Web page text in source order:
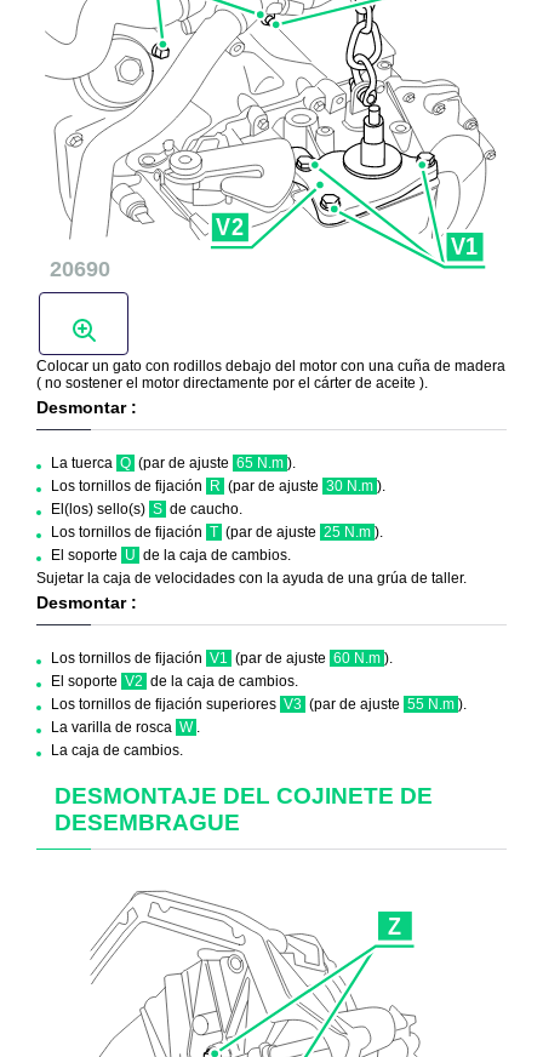
Colocar un gato con rodillos debajo del motor con una cuña de madera
( no sostener el motor directamente por el cárter de aceite ).
Desmontar :
La tuerca Q (par de ajuste 65 N.m ).
Los tornillos de fijación
R (par de ajuste 30 N.m ).
El(los) sello(s) S de caucho.
Los tornillos de fijación T (par de ajuste 25 N.m ).
El soporte U de la caja de cambios.
Sujetar la caja de velocidades con la ayuda de una grúa de taller.
Desmontar :
Los tornillos de fijación V1 (par de ajuste 60 N.m ).
El soporte V2 de la caja de cambios.
Los tornillos de fijación superiores V3 (par de ajuste 55 N.m ).
La varilla de rosca W .
La caja de cambios.
DESMONTAJE DEL COJINETE DE
DESEMBRAGUE